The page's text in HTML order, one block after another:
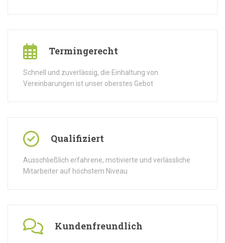
Termingerecht
Schnell und zuverlässig, die Einhaltung von
Vereinbarungen ist unser oberstes Gebot
Qualifiziert
Ausschließlich erfahrene, motivierte und verlässliche
Mitarbeiter auf höchstem Niveau
Kundenfreundlich